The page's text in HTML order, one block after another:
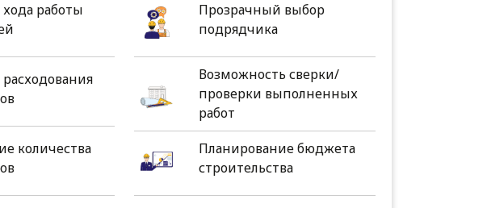
работы
Прозрачный выбор
подрядчика
Возможность сверки/
проверки выполненных
работ
количества
Планирование бюджета
строительства